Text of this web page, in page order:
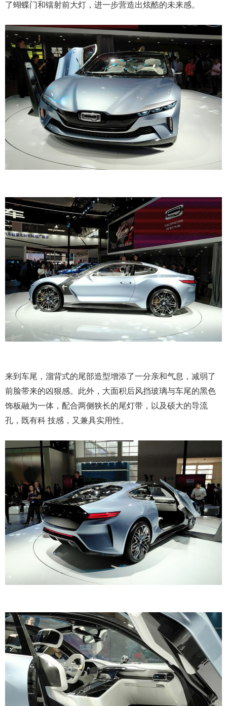
了蝴蝶门和镭射前大灯，进一步营造出炫酷的未来感。
来到车尾，溜背式的尾部造型增添了一分亲和气息，减弱了
前脸带来的凶狠感。此外，大面积后风挡玻璃与车尾的黑色
饰板融为一体，配合两侧狭长的尾灯带，以及硕大的导流
孔，既有科 技感，又兼具实用性。